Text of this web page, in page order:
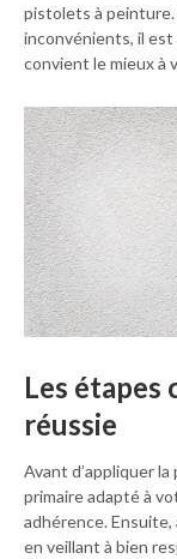
pistolets à peinture.
inconvénients, il est
convient le mieux à
Les étapes
réussie
Avant d’appliquer
primaire adapté à
adhérence.
en veillant à bien